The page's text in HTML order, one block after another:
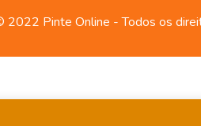
2022 Pinte Online - Todos os